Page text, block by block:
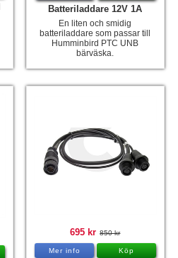
Batteriladdare 12V 1A
En liten och smidig
batteriladdare som passar till
Humminbird PTC UNB
bärväska.
695 kr 850 kr
Mer info Köp